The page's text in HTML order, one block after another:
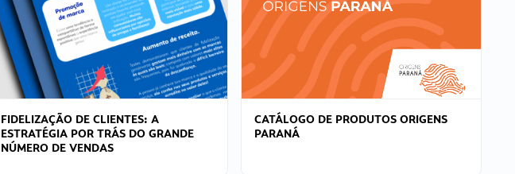
FIDELIZAÇÃO DE CLIENTES: A
ESTRATÉGIA POR TRÁS DO GRANDE
NÚMERO DE VENDAS
CATÁLOGO DE PRODUTOS ORIGENS
PARANÁ